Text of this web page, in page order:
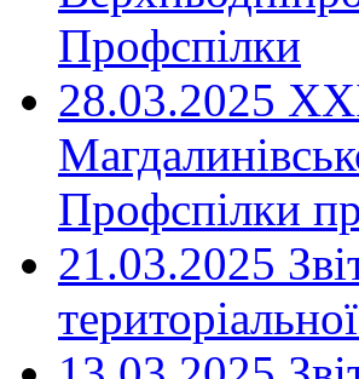
Профспілки
28.03.2025
Профспілки
21.03.2025